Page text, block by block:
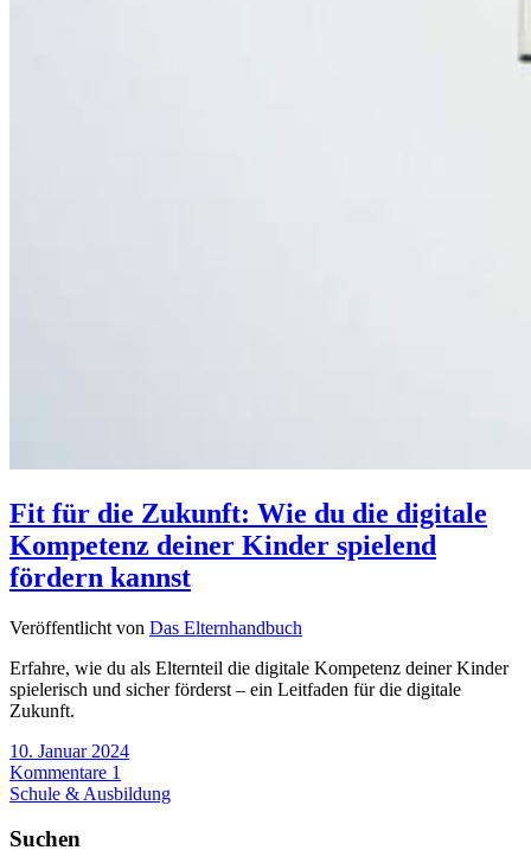
Fit für die Zukunft: Wie du die digitale
Kompetenz deiner Kinder spielend
fördern kannst
Veröffentlicht von Das Elternhandbuch
Erfahre, wie du als Elternteil die digitale Kompetenz deiner Kinder
spielerisch und sicher förderst – ein Leitfaden für die digitale
Zukunft.
10. Januar 2024
Kommentare 1
Schule & Ausbildung
Suchen